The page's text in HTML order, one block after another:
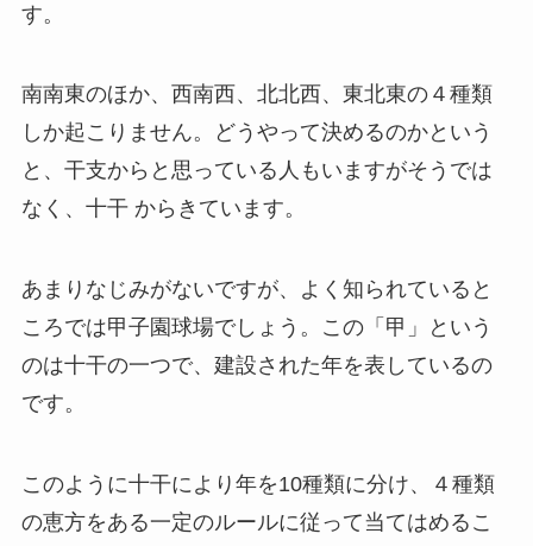
す。
南南東のほか、西南西、北北西、東北東の４種類
しか起こりません。どうやって決めるのかという
と、干支からと思っている人もいますがそうでは
なく、 十干からきています。
あまりなじみがないですが、よく知られていると
ころでは甲子園球場でしょう。この「甲」という
のは十干の一つで、建設された年を表しているの
です。
このように十干により年を10種類に分け、４種類
の恵方をある一定のルールに従って当てはめるこ